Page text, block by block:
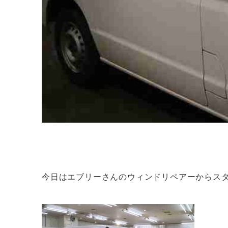
今日はエブリーさんのウィンドリペアーからス